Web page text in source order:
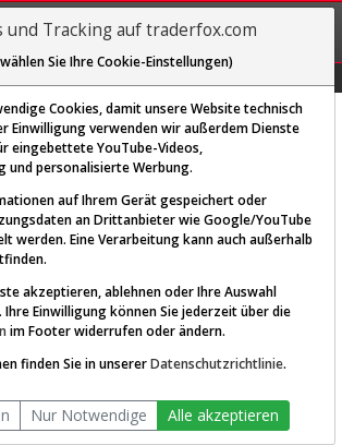
REGIS-
TRIEREN
Funktion ist nur für
Plattform von
und Tracking auf traderfox.com
Sie Ihre Cookie-Einstellungen)
Cookies, damit unsere Website technisch
Einwilligung verwenden wir außerdem Dienste
eingebettete YouTube-Videos,
und personalisierte Werbung.
auf Ihrem Gerät gespeichert oder
an Drittanbieter wie Google/YouTube
werden. Eine Verarbeitung kann auch außerhalb
akzeptieren, ablehnen oder Ihre Auswahl
Einwilligung können Sie jederzeit über die
im Footer widerrufen oder ändern.
finden Sie in unsererDatenschutzrichtlinie.
Nur Notwendige Alle akzeptieren